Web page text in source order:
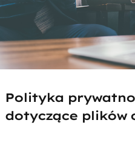
Polityka
dotyczące plików